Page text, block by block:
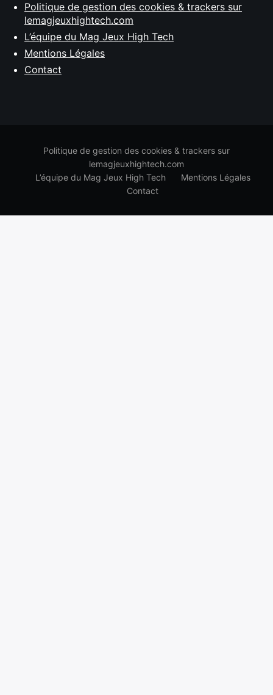
Politique de gestion des cookies & trackers sur
lemagjeuxhightech.com
L’équipe du Mag Jeux High Tech
Mentions Légales
Contact
Politique de gestion des cookies & trackers sur
lemagjeuxhightech.com
L’équipe du Mag Jeux High Tech
Mentions Légales
Contact